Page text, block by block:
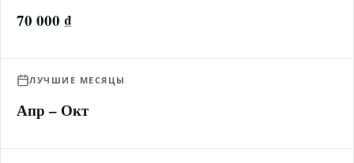
70 000 ₫
ЛУЧШИЕ МЕСЯЦЫ
Апр – Окт